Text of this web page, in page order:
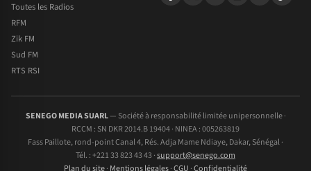
Toutes les Radios
RFM
Zik FM
Sud FM
RTS RSI
SENEGO MEDIA SUARL— Société à responsabilité limitée unipersonnelle ·
RCCM : SN DKR 2014.B 19404 · NINEA : 005263819
Fass Paillote, rond-point Canal 4, Rés. Adja Mame Ndiaye, Dakar, Sénégal ·
Tél. : +221 33 823 43 43 ·support@senego.com